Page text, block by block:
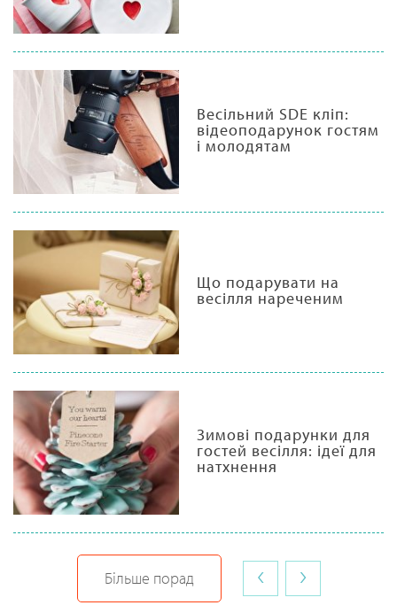
Весільний SDE кліп:
відеоподарунок гостям
і молодятам
Що подарувати на
весілля нареченим
Зимові подарунки для
гостей весілля: ідеї для
натхнення
Більше порад ‹ ›